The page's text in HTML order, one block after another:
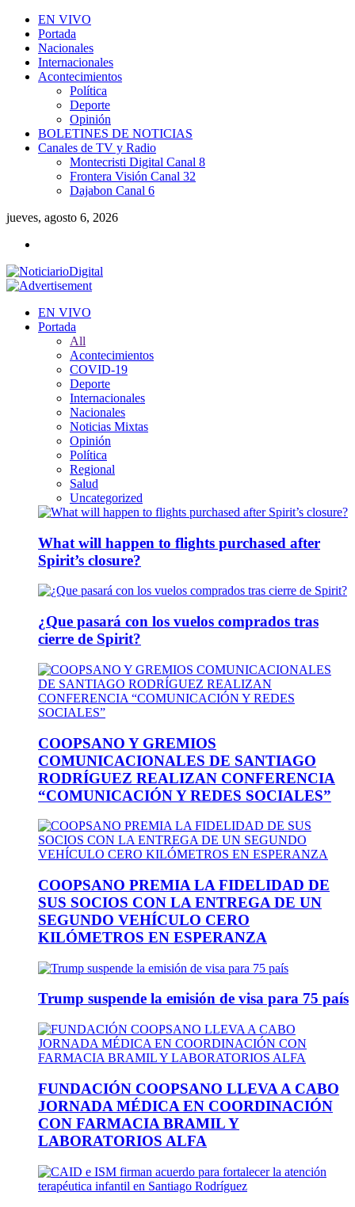
EN VIVO
Portada
Nacionales
Internacionales
Acontecimientos
Política
Deporte
Opinión
BOLETINES DE NOTICIAS
Canales de TV y Radio
Montecristi Digital Canal 8
Frontera Visión Canal 32
Dajabon Canal 6
jueves, agosto 6, 2026
EN VIVO
Portada
All
Acontecimientos
COVID-19
Deporte
Internacionales
Nacionales
Noticias Mixtas
Opinión
Política
Regional
Salud
Uncategorized
What will happen to flights purchased after
Spirit’s closure?
¿Que pasará con los vuelos comprados tras
cierre de Spirit?
COOPSANO Y GREMIOS
COMUNICACIONALES DE SANTIAGO
RODRÍGUEZ REALIZAN CONFERENCIA
“COMUNICACIÓN Y REDES SOCIALES”
COOPSANO PREMIA LA FIDELIDAD DE
SUS SOCIOS CON LA ENTREGA DE UN
SEGUNDO VEHÍCULO CERO
KILÓMETROS EN ESPERANZA
Trump suspende la emisión de visa para 75 país
FUNDACIÓN COOPSANO LLEVA A CABO
JORNADA MÉDICA EN COORDINACIÓN
CON FARMACIA BRAMIL Y
LABORATORIOS ALFA